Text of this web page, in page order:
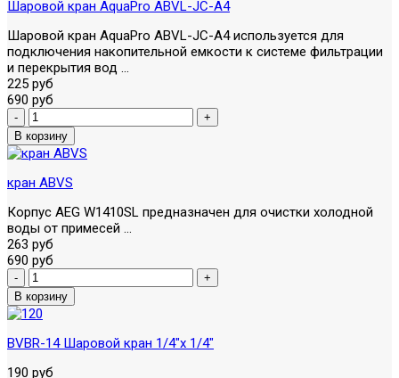
Шаровой кран AquaPro ABVL-JC-A4
Шаровой кран AquaPro ABVL-JC-A4 используется для
подключения накопительной емкости к системе фильтрации
и перекрытия вод ...
225 руб
690 руб
кран ABVS
Корпус AEG W1410SL предназначен для очистки холодной
воды от примесей ...
263 руб
690 руб
BVBR-14 Шаровой кран 1/4"х 1/4"
190 руб